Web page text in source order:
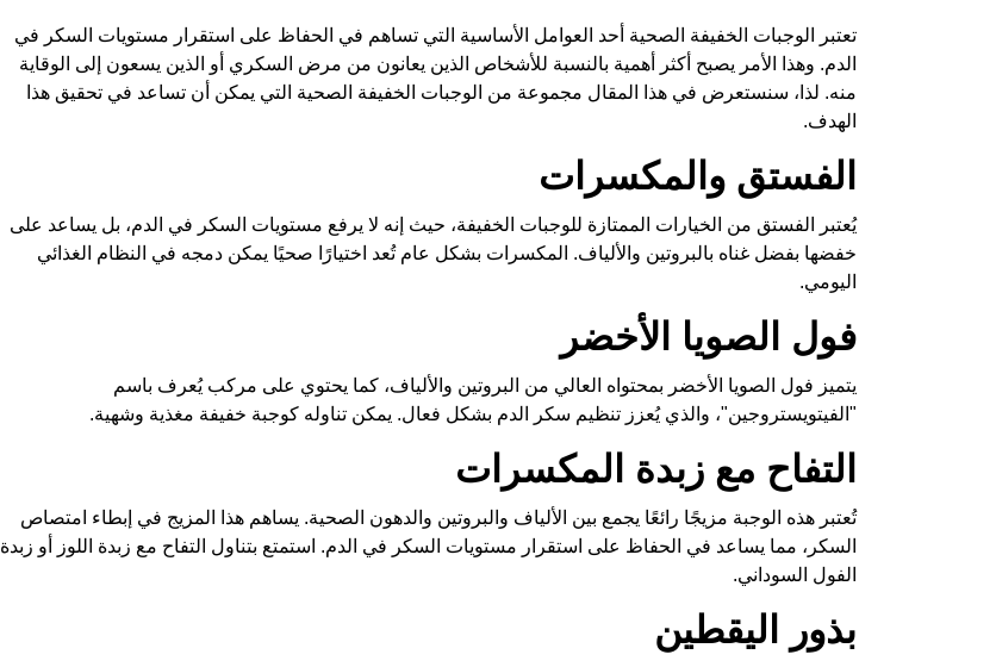
تعتبر الوجبات الخفيفة الصحية أحد العوامل الأساسية التي تساهم في الحفاظ على استقرار مستويات السكر في
الدم. وهذا الأمر يصبح أكثر أهمية بالنسبة للأشخاص الذين يعانون من مرض السكري أو الذين يسعون إلى الوقاية
منه. لذا، سنستعرض في هذا المقال مجموعة من الوجبات الخفيفة الصحية التي يمكن أن تساعد في تحقيق هذا
الهدف.
الفستق والمكسرات
يُعتبر الفستق من الخيارات الممتازة للوجبات الخفيفة، حيث إنه لا يرفع مستويات السكر في الدم، بل يساعد على
خفضها بفضل غناه بالبروتين والألياف. المكسرات بشكل عام تُعد اختيارًا صحيًا يمكن دمجه في النظام الغذائي
اليومي.
فول الصويا الأخضر
يتميز فول الصويا الأخضر بمحتواه العالي من البروتين والألياف، كما يحتوي على مركب يُعرف باسم
"الفيتويستروجين"، والذي يُعزز تنظيم سكر الدم بشكل فعال. يمكن تناوله كوجبة خفيفة مغذية وشهية.
التفاح مع زبدة المكسرات
تُعتبر هذه الوجبة مزيجًا رائعًا يجمع بين الألياف والبروتين والدهون الصحية. يساهم هذا المزيج في إبطاء امتصاص
السكر، مما يساعد في الحفاظ على استقرار مستويات السكر في الدم. استمتع بتناول التفاح مع زبدة اللوز أو زبدة
الفول السوداني.
بذور اليقطين